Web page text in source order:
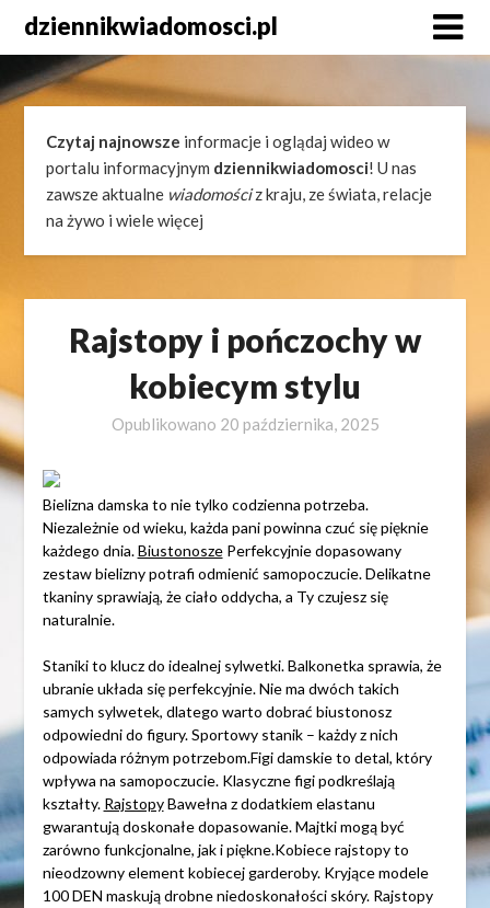
content
dziennikwiadomosci.pl
Czytaj najnowsze informacje i oglądaj wideo w
portalu informacyjnym dziennikwiadomosci! U nas
zawsze aktualne wiadomościz kraju, ze świata, relacje
na żywo i wiele więcej
Rajstopy i pończochy w
kobiecym stylu
Opublikowano 20 października, 2025
Bielizna damska to nie tylko codzienna potrzeba.
Niezależnie od wieku, każda pani powinna czuć się pięknie
każdego dnia.BiustonoszePerfekcyjnie dopasowany
zestaw bielizny potrafi odmienić samopoczucie. Delikatne
tkaniny sprawiają, że ciało oddycha, a Ty czujesz się
naturalnie.
Staniki to klucz do idealnej sylwetki. Balkonetka sprawia, że
ubranie układa się perfekcyjnie. Nie ma dwóch takich
samych sylwetek, dlatego warto dobrać biustonosz
odpowiedni do figury. Sportowy stanik – każdy z nich
odpowiada różnym potrzebom.Figi damskie to detal, który
wpływa na samopoczucie. Klasyczne figi podkreślają
kształty. RajstopyBawełna z dodatkiem elastanu
gwarantują doskonałe dopasowanie. Majtki mogą być
zarówno funkcjonalne, jak i piękne.Kobiece rajstopy to
nieodzowny element kobiecej garderoby. Kryjące modele
100 DEN maskują drobne niedoskonałości skóry. Rajstopy